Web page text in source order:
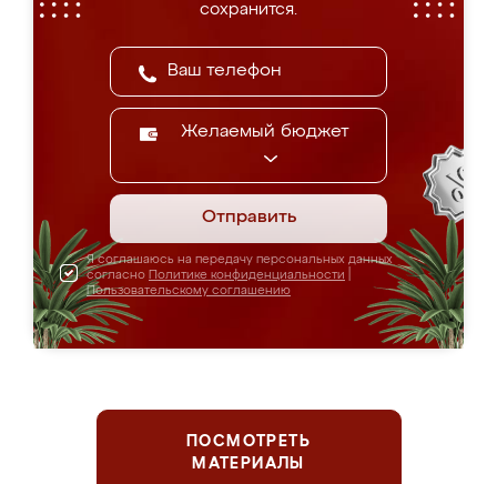
сохранится.
Желаемый бюджет
Отправить
Я соглашаюсь на передачу персональных данных
согласно Политике конфиденциальности
Пользовательскому соглашению
ПОСМОТРЕТЬ
МАТЕРИАЛЫ